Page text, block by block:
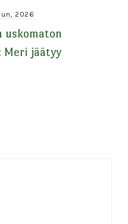
2026
uskomaton
Meri jäätyy